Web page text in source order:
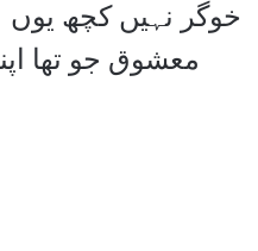
خوگر نہیں کچھ
معشوق جو تھا